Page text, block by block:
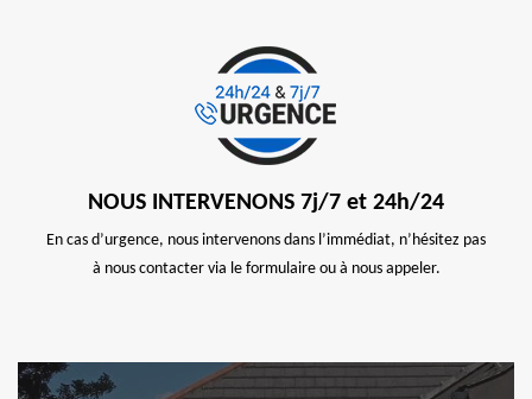
NOUS INTERVENONS 7j/7 et 24h/24
En cas d’urgence, nous intervenons dans l’immédiat, n’hésitez pas
à nous contacter via le formulaire ou à nous appeler.